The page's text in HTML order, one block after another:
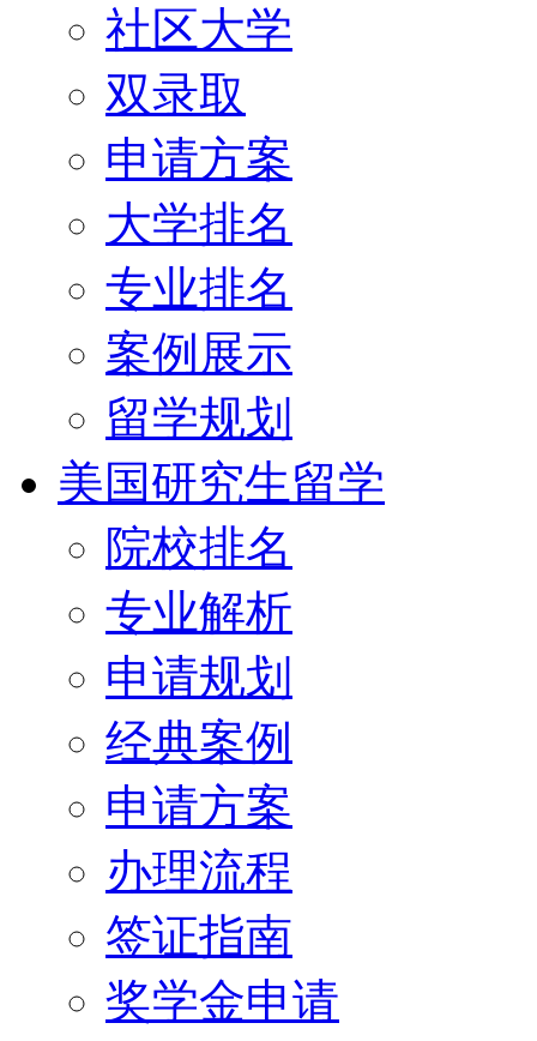
社区大学
双录取
申请方案
大学排名
专业排名
案例展示
留学规划
美国研究生留学
院校排名
专业解析
申请规划
经典案例
申请方案
办理流程
签证指南
奖学金申请